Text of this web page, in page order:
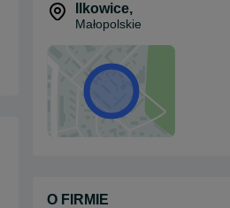
Ilkowice,
Małopolskie
O FIRMIE